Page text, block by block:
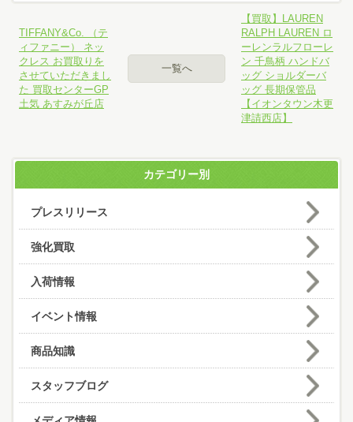
TIFFANY&Co. （テ
ィファニー） ネッ
クレス お買取りを
させていただきまし
た 買取センターGP
土気 あすみが丘店
一覧へ
【買取】LAUREN
RALPH LAUREN ロ
ーレンラルフローレ
ン 千鳥柄 ハンドバ
ッグ ショルダーバ
ッグ 長期保管品
【イオンタウン木更
津請西店】
カテゴリー別
プレスリリース
強化買取
入荷情報
イベント情報
商品知識
スタッフブログ